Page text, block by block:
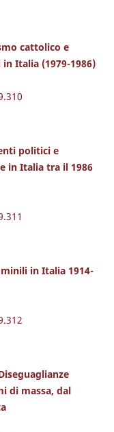
cattolico e
Italia (1979-1986)
politici e
in Italia tra il 1986
in Italia 1914-
di massa, dal